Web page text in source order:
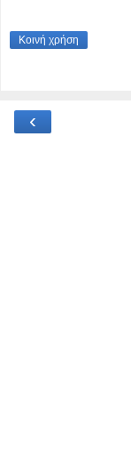
Κοινή χρήση
‹